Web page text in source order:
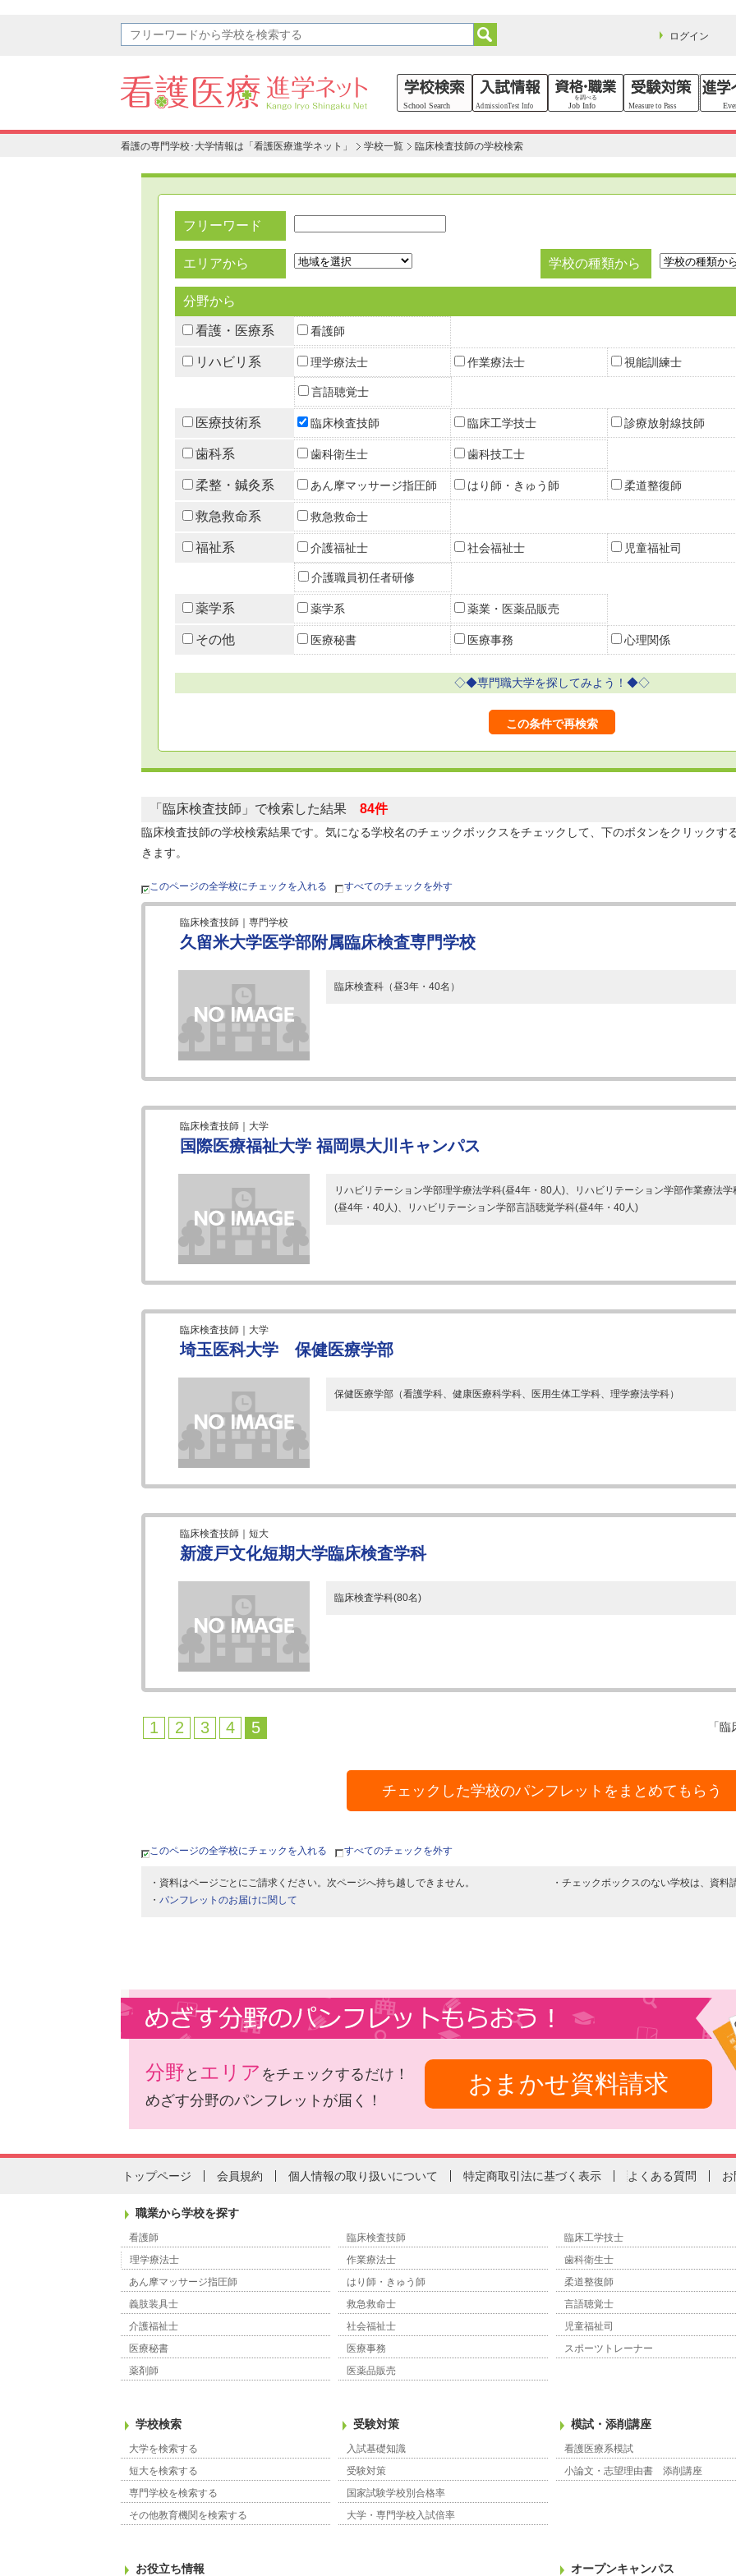
ログイン
看護の専門学校･大学情報は「看護医療進学ネット」 学校一覧 臨床検査技師の学校検索
フリーワード
エリアから 学校の種類から
分野から
看護・医療系 看護師
リハビリ系 理学療法士 作業療法士 視能訓練士
言語聴覚士
医療技術系 臨床検査技師 臨床工学技士 診療放射線技師
歯科系 歯科衛生士 歯科技工士
柔整・鍼灸系 あん摩マッサージ指圧師 はり師・きゅう師 柔道整復師
救急救命系 救急救命士
福祉系 介護福祉士 社会福祉士 児童福祉司
介護職員初任者研修
薬学系 薬学系 薬業・医薬品販売
その他 医療秘書 医療事務 心理関係
◇◆専門職大学を探してみよう！◆◇
「臨床検査技師」で検索した結果 84件
臨床検査技師の学校検索結果です。気になる学校名のチェックボックスをチェックして、下のボタンをクリックす
きます。
このページの全学校にチェックを入れる すべてのチェックを外す
臨床検査技師｜専門学校
久留米大学医学部附属臨床検査専門学校
臨床検査科（昼3年・40名）
臨床検査技師｜大学
国際医療福祉大学 福岡県大川キャンパス
リハビリテーション学部理学療法学科(昼4年・80人)、リハビリテーション学部作業療法学
(昼4年・40人)、リハビリテーション学部言語聴覚学科(昼4年・40人)
臨床検査技師｜大学
埼玉医科大学 保健医療学部
保健医療学部（看護学科、健康医療科学科、医用生体工学科、理学療法学科）
臨床検査技師｜短大
新渡戸文化短期大学臨床検査学科
臨床検査学科(80名)
1 2 3 4 5 「
チェックした学校のパンフレットをまとめてもらう
このページの全学校にチェックを入れる すべてのチェックを外す
・資料はページごとにご請求ください。次ページへ持ち越しできません。
・チェックボックスのない学校は、資料
・ パンフレットのお届けに関して
分野 と エリア をチェックするだけ！
めざす分野のパンフレットが届く！
おまかせ資料請求
トップページ 会員規約 個人情報の取り扱いについて 特定商取引法に基づく表示 よくある質問
職業から学校を探す
看護師 臨床検査技師
臨床工学技士
理学療法士
作業療法士
歯科衛生士
あん摩マッサージ指圧師
はり師・きゅう師
柔道整復師
義肢装具士
救急救命士
言語聴覚士
介護福祉士
社会福祉士
児童福祉司
医療秘書
医療事務
スポーツトレーナー
薬剤師
医薬品販売
学校検索
大学を検索する
短大を検索する
専門学校を検索する
その他教育機関を検索する
受験対策
入試基礎知識
受験対策
国家試験学校別合格率
大学・専門学校入試倍率
模試・添削講座
看護医療系模試
小論文・志望理由書 添削講座
お役立ち情報 オープンキャンパス